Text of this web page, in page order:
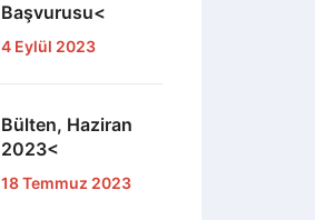
Başvurusu<
4 Eylül 2023
Bülten, Haziran
2023<
18 Temmuz 2023